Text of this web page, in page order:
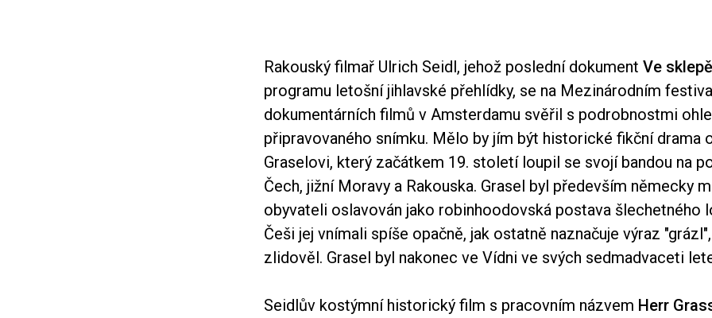
Rakouský filmař Ulrich Seidl, jehož poslední dokument Ve sklepě
programu letošní jihlavské přehlídky, se na Mezinárodním
dokumentárních filmů v Amsterdamu svěřil s podrobnostmi
připravovaného snímku. Mělo by jím být historické fikční drama
Graselovi, který začátkem 19. století loupil se svojí bandou na
Čech, jižní Moravy a Rakouska. Grasel byl především německy
obyvateli oslavován jako robinhoodovská postava šlechetného
Češi jej vnímali spíše opačně, jak ostatně naznačuje výraz
zlidověl. Grasel byl nakonec ve Vídni ve svých sedmadvaceti
Seidlův kostýmní historický film s pracovním názvem Herr